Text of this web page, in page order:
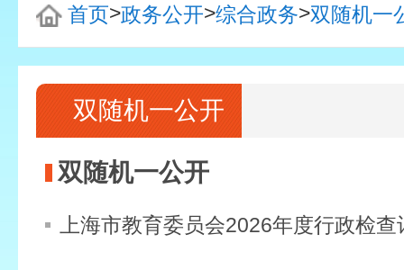
首页>政务公开>综合政务>双随机一
双随机一公开
双随机一公开
上海市教育委员会2026年度行政检查